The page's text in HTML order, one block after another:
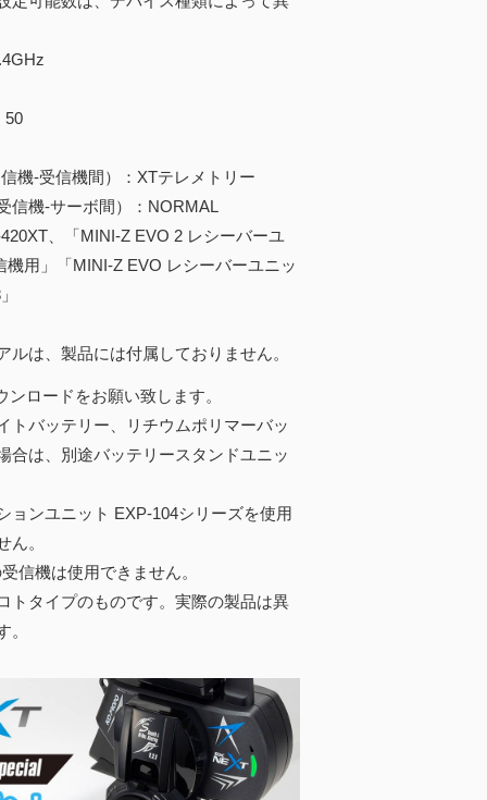
50
-受信機間）：XTテレメトリー
機-サーボ間）：NORMAL
、「MINI-Z EVO 2 レシーバーユ
機用」「MINI-Z EVO レシーバーユニッ
は、製品には付属しておりません。
ンロードをお願い致します。
トバッテリー、リチウムポリマーバッ
合は、別途バッテリースタンドユニッ
ョンユニット EXP-104シリーズを使用
ん。
信機は使用できません。
トタイプのものです。実際の製品は異
。